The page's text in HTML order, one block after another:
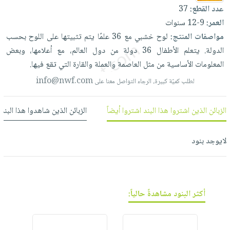
العناية
بالأسنان
الحمية
والتغذية
أدوات
المائدة
الأوعية
والتخزين
الأكثر
مبيعاً
العودة
للمدارس
اكسسوارات
اكسسوارات
منزلية
اكسسوارات
ملابس
مطرزات
حلي
عناية
بالذات
شحن
مجاني
بنود
مختارة
اشتراكات
الاشتراكات
صندوق
القراءة
iKitab
بلا
متقدم
نيل
سياسة
الشركة
لائحة
الأمنيات
عدد القطع:37
العمر:9-12 سنوات
مواصفات المنتج: لوح خشبي مع 36 علمًا يتم تثبيتهاعلى اللوحبحسب
الدولة. يتعلم الأطفال 36 دولة مندول العالم، معأعلامها، وبعض
المعلومات الأساسية من مثل العاصمة والعملة والقارة التيتقع فيها.
لطلب كميّة كبيرة، الرجاء التواصل معنا علىinfo@nwf.com
الزبائن الذين اشتروا هذا البند اشتروا أيضاً الزبائن الذين شاهدوا هذا
لايوجد بنود
أكثر البنود مشاهدةً حالياً: